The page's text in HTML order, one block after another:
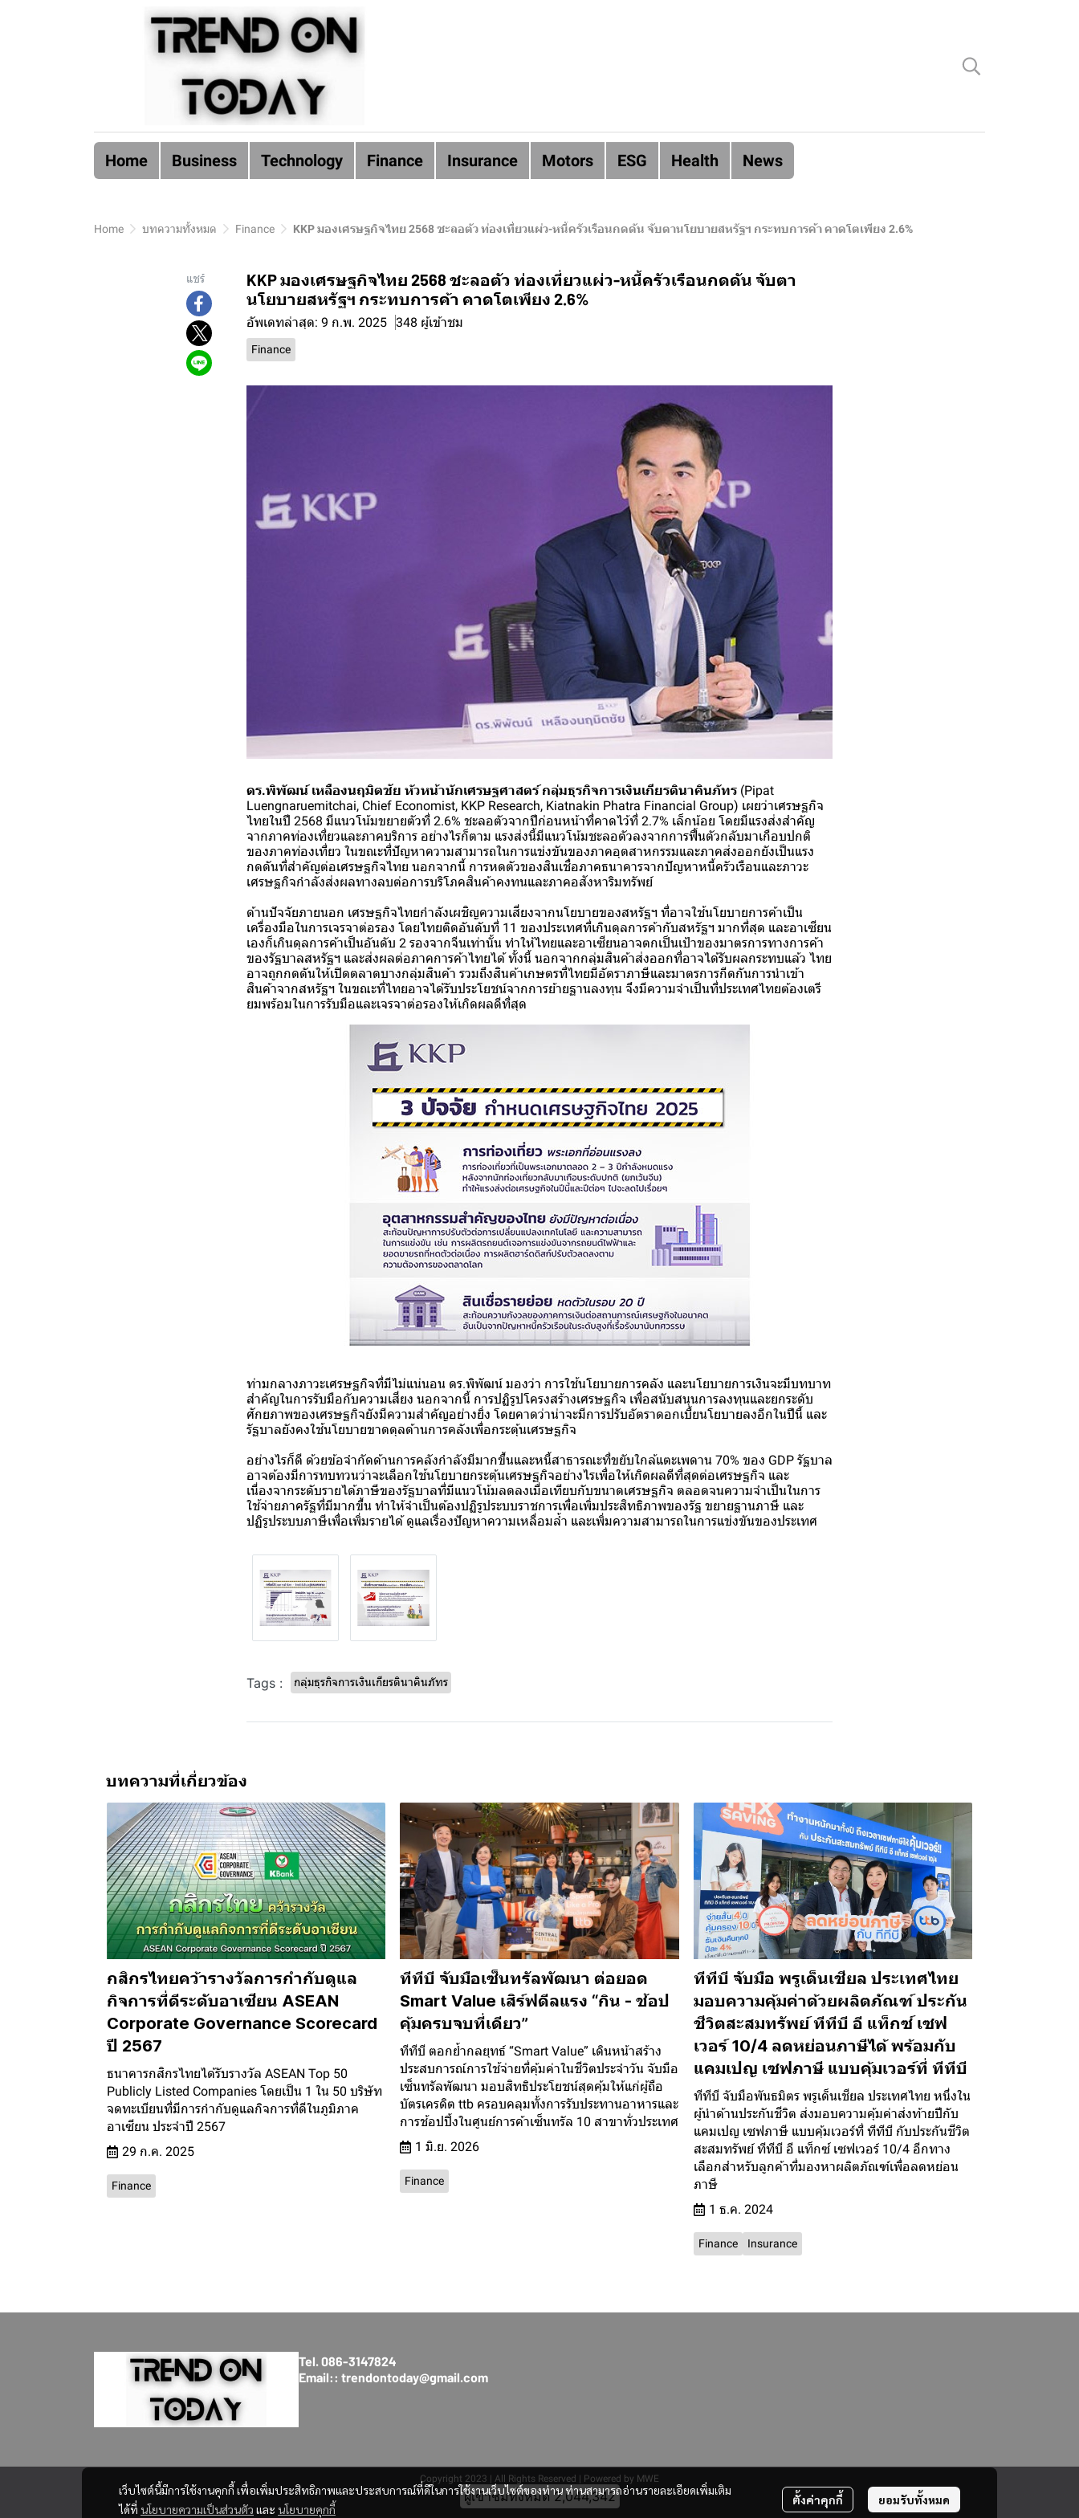
Home Business Technology Finance Insurance Motors ESG Health News
Home บทความทั้งหมด Finance KKP มองเศรษฐกิจไทย 2568 ชะลอตัว ท่องเที่ยวแผ่ว-หนี้ครัวเรือนกดดัน จับตานโยบายสหรัฐฯ กระทบการค้า คาดโตเพียง 2.6%
แชร์
KKP มองเศรษฐกิจไทย 2568 ชะลอตัว ท่องเที่ยวแผ่ว-หนี้ครัวเรือนกดดัน จับตา
นโยบายสหรัฐฯ กระทบการค้า คาดโตเพียง 2.6%
อัพเดทล่าสุด: 9 ก.พ. 2025 348 ผู้เข้าชม
Finance
ดร.พิพัฒน์ เหลืองนฤมิตชัย หัวหน้านักเศรษฐศาสตร์ กลุ่มธุรกิจการเงินเกียรตินาคินภัทร (Pipat
Luengnaruemitchai, Chief Economist, KKP Research, Kiatnakin Phatra Financial Group) เผยว่าเศรษฐกิจ
ไทยในปี 2568 มีแนวโน้มขยายตัวที่ 2.6% ชะลอตัวจากปีก่อนหน้าที่คาดไว้ที่ 2.7% เล็กน้อย โดยมีแรงส่งสำคัญ
จากภาคท่องเที่ยวและภาคบริการ อย่างไรก็ตาม แรงส่งนี้มีแนวโน้มชะลอตัวลงจากการฟื้นตัวกลับมาเกือบปกติ
ของภาคท่องเที่ยว ในขณะที่ปัญหาความสามารถในการแข่งขันของภาคอุตสาหกรรมและภาคส่งออกยังเป็นแรง
กดดันที่สำคัญต่อเศรษฐกิจไทย นอกจากนี้ การหดตัวของสินเชื่อภาคธนาคารจากปัญหาหนี้ครัวเรือนและภาวะ
เศรษฐกิจกำลังส่งผลทางลบต่อการบริโภคสินค้าคงทนและภาคอสังหาริมทรัพย์
ด้านปัจจัยภายนอก เศรษฐกิจไทยกำลังเผชิญความเสี่ยงจากนโยบายของสหรัฐฯ ที่อาจใช้นโยบายการค้าเป็น
เครื่องมือในการเจรจาต่อรอง โดยไทยติดอันดับที่ 11 ของประเทศที่เกินดุลการค้ากับสหรัฐฯ มากที่สุด และอาเซียน
เองก็เกินดุลการค้าเป็นอันดับ 2 รองจากจีนเท่านั้น ทำให้ไทยและอาเซียนอาจตกเป็นเป้าของมาตรการทางการค้า
ของรัฐบาลสหรัฐฯ และส่งผลต่อภาคการค้าไทยได้ ทั้งนี้ นอกจากกลุ่มสินค้าส่งออกที่อาจได้รับผลกระทบแล้ว ไทย
อาจถูกกดดันให้เปิดตลาดบางกลุ่มสินค้า รวมถึงสินค้าเกษตรที่ไทยมีอัตราภาษีและมาตรการกีดกันการนำเข้า
สินค้าจากสหรัฐฯ ในขณะที่ไทยอาจได้รับประโยชน์จากการย้ายฐานลงทุน จึงมีความจำเป็นที่ประเทศไทยต้องเตรี
ยมพร้อมในการรับมือและเจรจาต่อรองให้เกิดผลดีที่สุด
ท่ามกลางภาวะเศรษฐกิจที่มีไม่แน่นอน ดร.พิพัฒน์ มองว่า การใช้นโยบายการคลัง และนโยบายการเงินจะมีบทบาท
สำคัญในการรับมือกับความเสี่ยง นอกจากนี้ การปฏิรูปโครงสร้างเศรษฐกิจ เพื่อสนับสนุนการลงทุนและยกระดับ
ศักยภาพของเศรษฐกิจยังมีความสำคัญอย่างยิ่ง โดยคาดว่าน่าจะมีการปรับอัตราดอกเบี้ยนโยบายลงอีกในปีนี้ และ
รัฐบาลยังคงใช้นโยบายขาดดุลด้านการคลังเพื่อกระตุ้นเศรษฐกิจ
อย่างไรก็ดี ด้วยข้อจำกัดด้านการคลังกำลังมีมากขึ้นและหนี้สาธารณะที่ขยับใกล้แตะเพดาน 70% ของ GDP รัฐบาล
อาจต้องมีการทบทวนว่าจะเลือกใช้นโยบายกระตุ้นเศรษฐกิจอย่างไรเพื่อให้เกิดผลดีที่สุดต่อเศรษฐกิจ และ
เนื่องจากระดับรายได้ภาษีของรัฐบาลที่มีแนวโน้มลดลงเมื่อเทียบกับขนาดเศรษฐกิจ ตลอดจนความจำเป็นในการ
ใช้จ่ายภาครัฐที่มีมากขึ้น ทำให้จำเป็นต้องปฏิรูประบบราชการเพื่อเพิ่มประสิทธิภาพของรัฐ ขยายฐานภาษี และ
ปฏิรูประบบภาษีเพื่อเพิ่มรายได้ ดูแลเรื่องปัญหาความเหลื่อมล้ำ และเพิ่มความสามารถในการแข่งขันของประเทศ
Tags : กลุ่มธุรกิจการเงินเกียรตินาคินภัทร
บทความที่เกี่ยวข้อง
กสิกรไทยคว้ารางวัลการกำกับดูแล
กิจการที่ดีระดับอาเซียน ASEAN
Corporate Governance Scorecard
ปี 2567
ธนาคารกสิกรไทยได้รับรางวัล ASEAN Top 50
Publicly Listed Companies โดยเป็น 1 ใน 50 บริษัท
จดทะเบียนที่มีการกำกับดูแลกิจการที่ดีในภูมิภาค
อาเซียน ประจำปี 2567
29 ก.ค. 2025
Finance
ทีทีบี จับมือเซ็นทรัลพัฒนา ต่อยอด
Smart Value เสิร์ฟดีลแรง “กิน - ช้อป
คุ้มครบจบที่เดียว”
ทีทีบี ตอกย้ำกลยุทธ์ “Smart Value” เดินหน้าสร้าง
ประสบการณ์การใช้จ่ายที่คุ้มค่าในชีวิตประจำวัน จับมือ
เซ็นทรัลพัฒนา มอบสิทธิประโยชน์สุดคุ้มให้แก่ผู้ถือ
บัตรเครดิต ttb ครอบคลุมทั้งการรับประทานอาหารและ
การช้อปปิ้งในศูนย์การค้าเซ็นทรัล 10 สาขาทั่วประเทศ
1 มิ.ย. 2026
Finance
ทีทีบี จับมือ พรูเด็นเชียล ประเทศไทย
มอบความคุ้มค่าด้วยผลิตภัณฑ์ ประกัน
ชีวิตสะสมทรัพย์ ทีทีบี อี แท็กซ์ เซฟ
เวอร์ 10/4 ลดหย่อนภาษีได้ พร้อมกับ
แคมเปญ เซฟภาษี แบบคุ้มเวอร์ที่ ทีทีบี
ทีทีบี จับมือพันธมิตร พรูเด็นเชียล ประเทศไทย หนึ่งใน
ผู้นำด้านประกันชีวิต ส่งมอบความคุ้มค่าส่งท้ายปีกับ
แคมเปญ เซฟภาษี แบบคุ้มเวอร์ที่ ทีทีบี กับประกันชีวิต
สะสมทรัพย์ ทีทีบี อี แท็กซ์ เซฟเวอร์ 10/4 อีกทาง
เลือกสำหรับลูกค้าที่มองหาผลิตภัณฑ์เพื่อลดหย่อน
ภาษี
1 ธ.ค. 2024
Finance Insurance
เว็บไซต์นี้มีการใช้งานคุกกี้ เพื่อเพิ่มประสิทธิภาพและประสบการณ์ที่ดีในการใช้งานเว็บไซต์ของท่าน ท่านสามารถอ่านรายละเอียดเพิ่มเติม
ได้ที่ นโยบายความเป็นส่วนตัว และ นโยบายคุกกี้
ตั้งค่าคุกกี้ ยอมรับทั้งหมด
Tel. 086-3147824
Email:: trendontoday@gmail.com
Copyright 2023 | All Rights Reserved | Powered by MWE
ผู้เข้าชมวันนี้275